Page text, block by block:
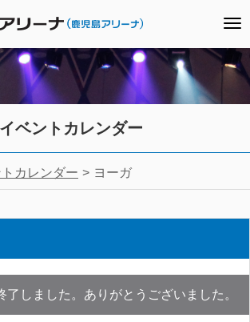
イベントカレンダー
カレンダー ヨーガ
了しました。ありがとうございました。